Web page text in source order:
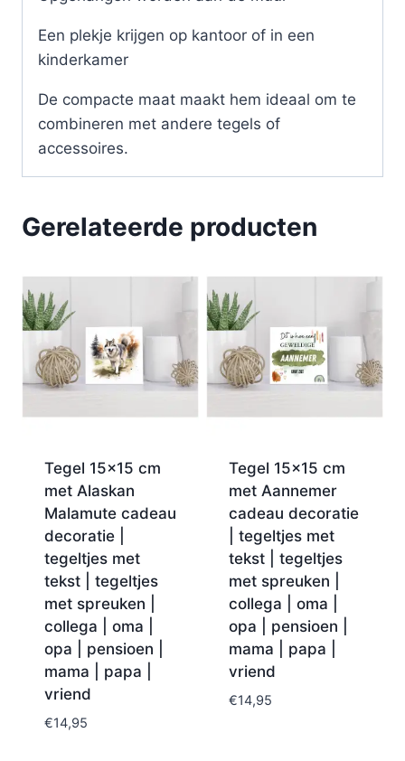
Een plekje krijgen op kantoor of in een
kinderkamer
De compacte maat maakt hem ideaal om te
combineren met andere tegels of
accessoires.
Gerelateerde producten
Tegel 15×15 cm
met Alaskan
Malamute cadeau
decoratie |
tegeltjes met
tekst | tegeltjes
met spreuken |
collega | oma |
opa | pensioen |
mama | papa |
vriend
€14,95
Tegel 15×15 cm
met Aannemer
cadeau decoratie
| tegeltjes met
tekst | tegeltjes
met spreuken |
collega | oma |
opa | pensioen |
mama | papa |
vriend
€14,95